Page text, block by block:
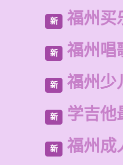
新 福州买
新 福州唱
新 福州少
新 学吉他
新 福州成